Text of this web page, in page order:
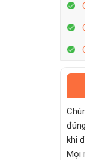
khi
Mọi